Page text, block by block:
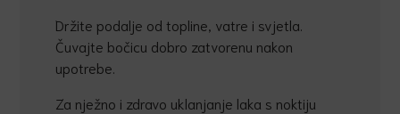
Držite podalje od topline, vatre i svjetla.
Čuvajte bočicu dobro zatvorenu nakon
upotrebe.
Za nježno i zdravo uklanjanje laka s noktiju